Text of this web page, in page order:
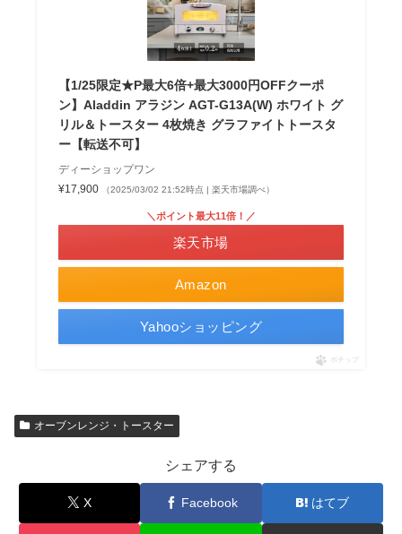
【1/25限定★P最大6倍+最大3000円OFFクーポ
ン】Aladdin アラジン AGT-G13A(W) ホワイト グ
リル＆トースター 4枚焼き グラファイトトースタ
ー【転送不可】
ディーショップワン
¥17,900
（2025/03/02 21:52時点 | 楽天市場調べ）
Amazon
＼ポイント最大11倍！／
楽天市場
Yahooショッピング
ポチップ
オーブンレンジ・トースター
シェアする
X Facebook はてブ